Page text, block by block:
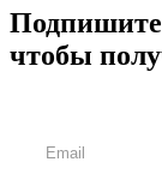
чтобы